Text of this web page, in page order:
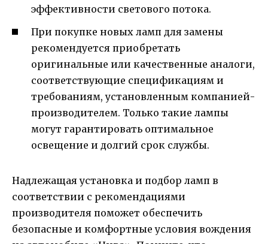
эффективности светового потока.
При покупке новых ламп для замены
рекомендуется приобретать
оригинальные или качественные аналоги,
соответствующие спецификациям и
требованиям, установленным компанией-
производителем. Только такие лампы
могут гарантировать оптимальное
освещение и долгий срок службы.
Надлежащая установка и подбор ламп в
соответствии с рекомендациями
производителя поможет обеспечить
безопасные и комфортные условия вождения